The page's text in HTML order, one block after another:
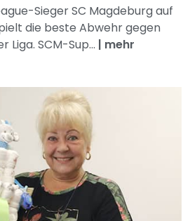
Sieger SC Magdeburg auf
die beste Abwehr gegen
SCM-Sup... | mehr